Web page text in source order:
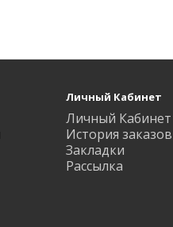
Личный Кабинет
Личный Кабинет
История заказов
Закладки
Рассылка